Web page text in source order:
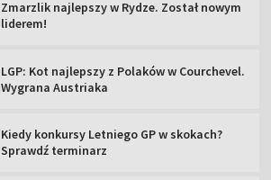
Zmarzlik najlepszy w Rydze. Został nowym
liderem!
LGP: Kot najlepszy z Polaków w Courchevel.
Wygrana Austriaka
Kiedy konkursy Letniego GP w skokach?
Sprawdź terminarz